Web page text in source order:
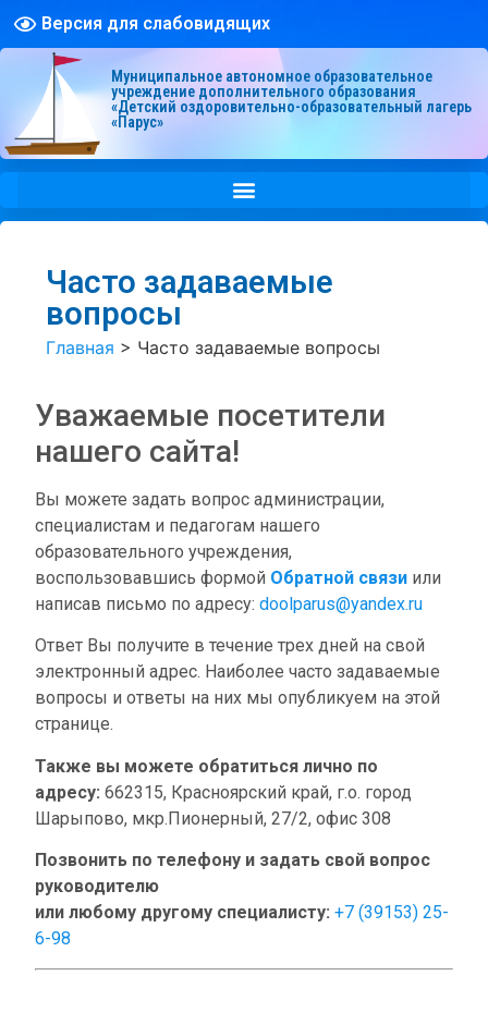
Версия для слабовидящих
Муниципальное автономное образовательное
учреждение дополнительного образования
«Детский оздоровительно-образовательный лагерь
«Парус»
Часто задаваемые
вопросы
Главная > Часто задаваемые вопросы
Уважаемые посетители
нашего сайта!
Вы можете задать вопрос администрации,
специалистам и педагогам нашего
образовательного учреждения,
воспользовавшись формой Обратной связи или
написав письмо по адресу: doolparus@yandex.ru
Ответ Вы получите в течение трех дней на свой
электронный адрес. Наиболее часто задаваемые
вопросы и ответы на них мы опубликуем на этой
странице.
Также вы можете обратиться лично по
адресу: 662315, Красноярский край, г.о. город
Шарыпово, мкр.Пионерный, 27/2, офис 308
Позвонить по телефону и задать свой вопрос
руководителю
или любому другому специалисту: +7 (39153) 25-
6-98